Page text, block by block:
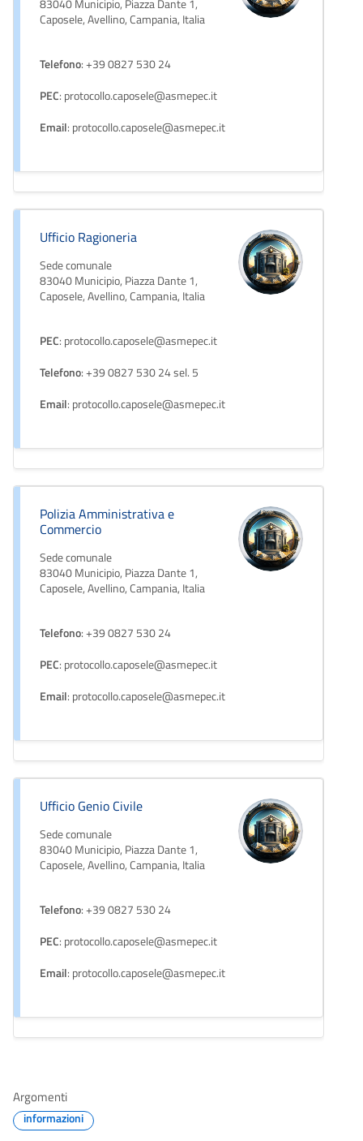
83040 Municipio, Piazza Dante 1,
Caposele, Avellino, Campania, Italia
Telefono: +39 0827 530 24
PEC: protocollo.caposele@asmepec.it
Email: protocollo.caposele@asmepec.it
Ufficio Ragioneria
Sede comunale
83040 Municipio, Piazza Dante 1,
Caposele, Avellino, Campania, Italia
PEC: protocollo.caposele@asmepec.it
Telefono: +39 0827 530 24 sel. 5
Email: protocollo.caposele@asmepec.it
Polizia Amministrativa e
Commercio
Sede comunale
83040 Municipio, Piazza Dante 1,
Caposele, Avellino, Campania, Italia
Telefono: +39 0827 530 24
PEC: protocollo.caposele@asmepec.it
Email: protocollo.caposele@asmepec.it
Ufficio Genio Civile
Sede comunale
83040 Municipio, Piazza Dante 1,
Caposele, Avellino, Campania, Italia
Telefono: +39 0827 530 24
PEC: protocollo.caposele@asmepec.it
Email: protocollo.caposele@asmepec.it
Argomenti
informazioni